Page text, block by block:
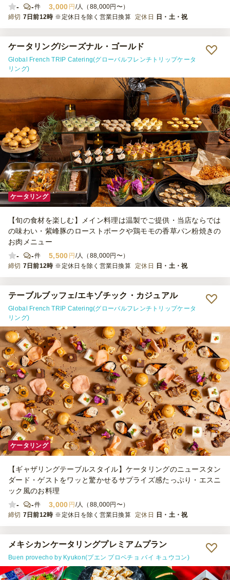
-
-件 3,000 円 /人（88,000円〜）
締切 7日前12時 ※定休日を除く営業日換算 定休日 日・土・祝
ケータリング/シーズナル・ゴールド
Global French TRIP Catering(グローバルフレンチトリップケータ
リング)
ケータリング
【旬の食材を楽しむ】メイン料理は温製でご提供・当店ならでは
の味わい・紫峰豚のローストポークや鶏モモの香草パン粉焼きの
お肉メニュー
-
-件 5,500 円 /人（88,000円〜）
締切 7日前12時 ※定休日を除く営業日換算 定休日 日・土・祝
テーブルブッフェ/エキゾチック・カジュアル
Global French TRIP Catering(グローバルフレンチトリップケータ
リング)
ケータリング
【ギャザリングテーブルスタイル】ケータリングのニュースタン
ダード・ゲストをワッと驚かせるサプライズ感たっぷり・エスニ
ック風のお料理
-
-件 3,000 円 /人（88,000円〜）
締切 7日前12時 ※定休日を除く営業日換算 定休日 日・土・祝
メキシカンケータリングプレミアムプラン
Buen provecho by Kyukon(プエン プロベチョ バイ キュウコン)